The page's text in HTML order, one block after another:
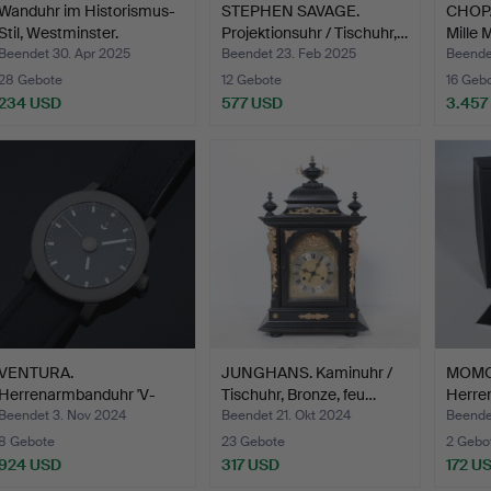
im Historismus-
Westminster.
Beendet 30. Apr 2025
Gebote
USD
STEPHEN SAVAGE.
Projektionsuhr / Tischuhr,…
Beendet 23. Feb 2025
12 Gebote
577 USD
Mille
16
3.457
Herrenarmbanduhr 'V-
Matic by Hann…
Beendet 3. Nov 2024
Gebote
USD
JUNGHANS. Kaminuhr /
Tischuhr, Bronze, feu…
Beendet 21. Okt 2024
23 Gebote
317 USD
Qu…
2
172